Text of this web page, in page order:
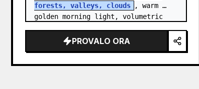
forests, valleys, clouds
, warm
golden morning light, volumetric
PROVALO ORA